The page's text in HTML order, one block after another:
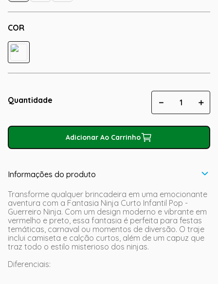
COR
Quantidade ＋
－
Adicionar Ao Carrinho
Informações do produto
Transforme qualquer brincadeira em uma emocionante
aventura com a Fantasia Ninja Curto Infantil Pop -
Guerreiro Ninja. Com um design moderno e vibrante em
vermelho e preto, essa fantasia é perfeita para festas
temáticas, carnaval ou momentos de diversão. O traje
inclui camiseta e calção curtos, além de um capuz que
traz todo o estilo misterioso dos ninjas.
Diferenciais: